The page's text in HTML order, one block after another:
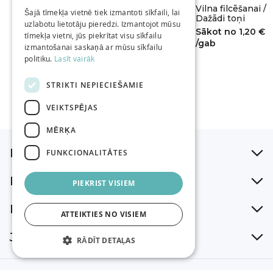
Filcēšanas adata /
Dažādi
Sākot no 1,19 €
/gab
Porolona
pildījums / Dažādi
Sākot no 1,99 €
/gab
Vilna filcēšanai /
Dažādi toņi
Sākot no 1,20 €
/gab
Iepirkšanās palīgs
Par mums
Klientu atbalsts
Jaunumi
ENGLISH
Šajā tīmekļa vietnē tiek izmantoti sīkfaili, lai
uzlabotu lietotāju pieredzi. Izmantojot mūsu
tīmekļa vietni, jūs piekrītat visu sīkfailu
izmantošanai saskaņā ar mūsu sīkfailu
politiku. Lasīt vairāk
STRIKTI NEPIECIEŠAMIE
VEIKTSPĒJAS
MĒRĶA
FUNKCIONALITĀTES
PIEKRIST VISIEM
ATTEIKTIES NO VISIEM
RĀDĪT DETAĻAS